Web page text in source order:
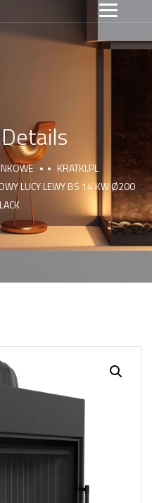
KRATKI.PL
LUCY LEWY BS 14 KW Ø200